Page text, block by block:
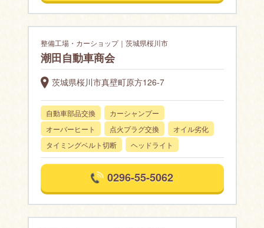
整備工場・カーショップ｜茨城県桜川市
潮田自動車商会
茨城県桜川市真壁町原方126-7
自動車部品交換
カーシャンプー
オーバーヒート
点火プラグ交換
オイル劣化
タイミングベルト切断
ヘッドライト
0296-55-5062